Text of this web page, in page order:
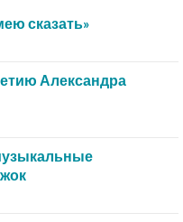
сказать»
Александра